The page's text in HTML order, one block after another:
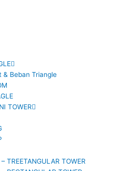
t
a
r
r
o
& Beban Triangle
TOWER
TREETANGULAR TOWER